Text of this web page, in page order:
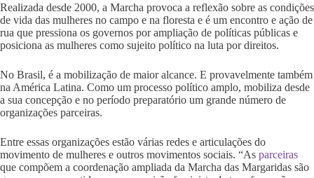
Realizada desde 2000, a Marcha provoca a reflexão sobre as condições
de vida das mulheres no campo e na floresta e é um encontro e ação de
rua que pressiona os governos por ampliação de políticas públicas e
posiciona as mulheres como sujeito político na luta por direitos.
No Brasil, é a mobilização de maior alcance. E provavelmente também
na América Latina. Como um processo político amplo, mobiliza desde
a sua concepção e no período preparatório um grande número de
organizações parceiras.
Entre essas organizações estão várias redes e articulações do
movimento de mulheres e outros movimentos sociais. “As parceiras
que compõem a coordenação ampliada da Marcha das Margaridas são